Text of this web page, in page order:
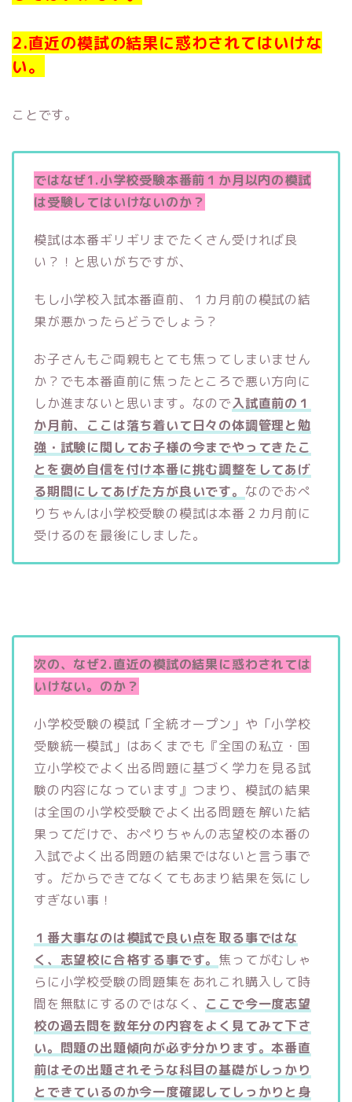
2.直近の模試の結果に惑わされてはいけな
い。
ことです。
ではなぜ1.小学校受験本番前１か月以内の模試
は受験してはいけないのか？
模試は本番ギリギリまでたくさん受ければ良
い？！と思いがちですが、
もし小学校入試本番直前、１カ月前の模試の結
果が悪かったらどうでしょう？
お子さんもご両親もとても焦ってしまいません
か？でも本番直前に焦ったところで悪い方向に
しか進まないと思います。なので入試直前の１
か月前、ここは落ち着いて日々の体調管理と勉
強・試験に関してお子様の今までやってきたこ
とを褒め自信を付け本番に挑む調整をしてあげ
る期間にしてあげた方が良いです。 なのでおぺ
りちゃんは小学校受験の模試は本番２カ月前に
受けるのを最後にしました。
次の、なぜ2.直近の模試の結果に惑わされては
いけない。のか？
小学校受験の模試「全統オープン」や「小学校
受験統一模試」はあくまでも『全国の私立・国
立小学校でよく出る問題に基づく学力を見る試
験の内容になっています』つまり、模試の結果
は全国の小学校受験でよく出る問題を解いた結
果ってだけで、おぺりちゃんの志望校の本番の
入試でよく出る問題の結果ではないと言う事で
す。だからできてなくてもあまり結果を気にし
すぎない事！
１番大事なのは模試で良い点を取る事ではな
く、志望校に合格する事です。 焦ってがむしゃ
らに小学校受験の問題集をあれこれ購入して時
間を無駄にするのではなく、 ここで今一度志望
校の過去問を数年分の内容をよく見てみて下さ
い。問題の出題傾向が必ず分かります。本番直
前はその出題されそうな科目の基礎がしっかり
とできているのか今一度確認してしっかりと身